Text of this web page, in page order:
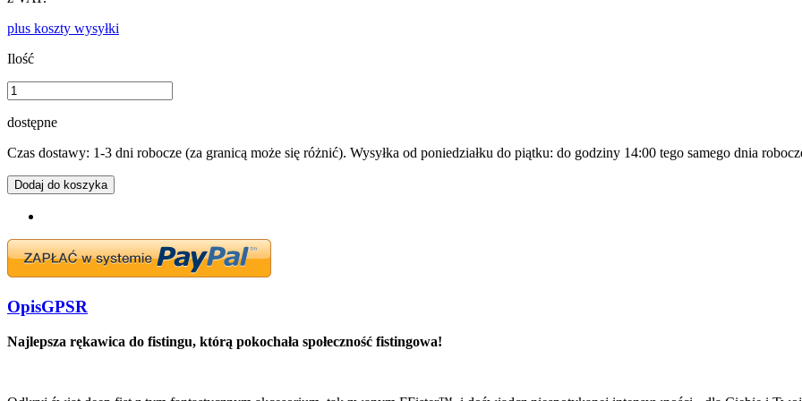
plus koszty wysyłki
Ilość
dostępne
Czas dostawy: 1-3 dni robocze (za granicą może się różnić). Wysyłka od poniedziałku do piątku: do godziny 14:00 tego samego dnia
Dodaj do koszyka
OpisGPSR
Najlepsza rękawica do fistingu, którą pokochała społeczność fistingowa!